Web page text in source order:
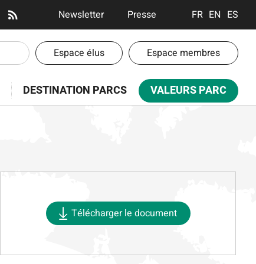
En-
tête
Communication
Newsletter Presse FRANÇAIS
ENGLISH
En-
tête
-
Espaces
Espace élus Espace membres
DESTINATION PARCS VALEURS PARC
Télécharger le document